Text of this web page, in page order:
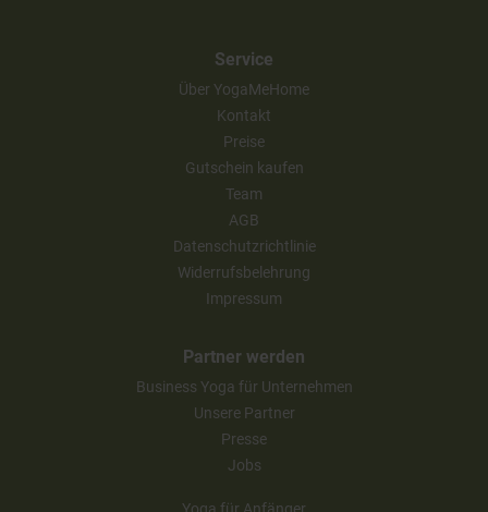
Service
Über YogaMeHome
Kontakt
Preise
Gutschein kaufen
Team
AGB
Datenschutzrichtlinie
Widerrufsbelehrung
Impressum
Partner werden
Business Yoga für Unternehmen
Unsere Partner
Presse
Jobs